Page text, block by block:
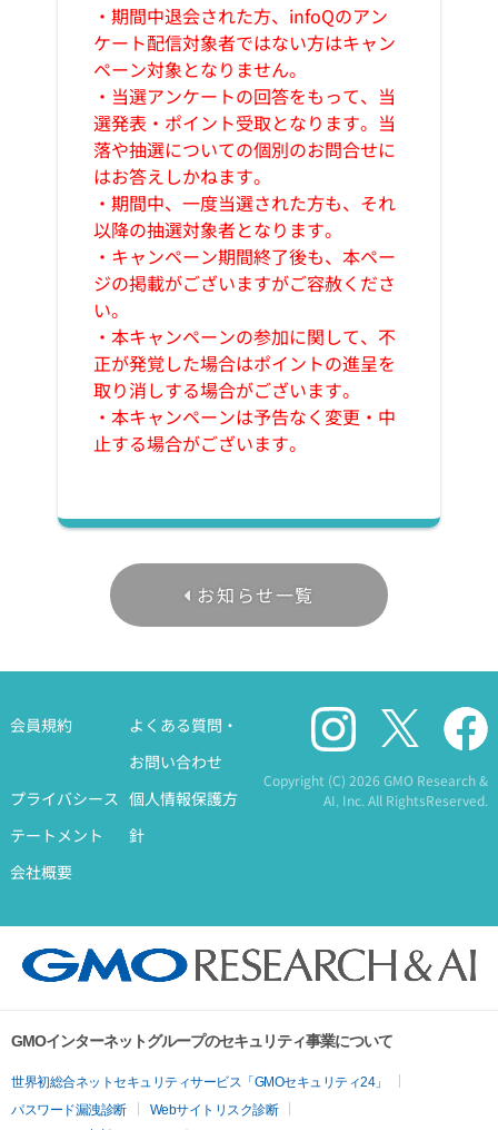
・期間中退会された方、infoQのアン
ケート配信対象者ではない方はキャン
ペーン対象となりません。
・当選アンケートの回答をもって、当
選発表・ポイント受取となります。当
落や抽選についての個別のお問合せに
はお答えしかねます。
・期間中、一度当選された方も、それ
以降の抽選対象者となります。
・キャンペーン期間終了後も、本ペー
ジの掲載がございますがご容赦くださ
い。
・本キャンペーンの参加に関して、不
正が発覚した場合はポイントの進呈を
取り消しする場合がございます。
・本キャンペーンは予告なく変更・中
止する場合がございます。
お知らせ一覧
会員規約
よくある質問・
お問い合わせ
プライバシース
テートメント
個人情報保護方
針
会社概要
Copyright (C)2026 GMO Research &
AI, Inc. All RightsReserved.
GMOインターネットグループのセキュリティ事業について
世界初総合ネットセキュリティサービス「GMOセキュリティ24」
パスワード漏洩診断
Webサイトリスク診断